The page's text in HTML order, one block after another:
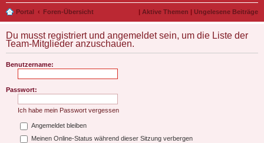
Portal Foren-Übersicht | Aktive Themen | Ungelesene Beiträge
Du musst registriert und angemeldet sein, um die Liste der
Team-Mitglieder anzuschauen.
Benutzername:
Passwort:
Ich habe mein Passwort vergessen
Angemeldet bleiben
Meinen Online-Status während dieser Sitzung verbergen